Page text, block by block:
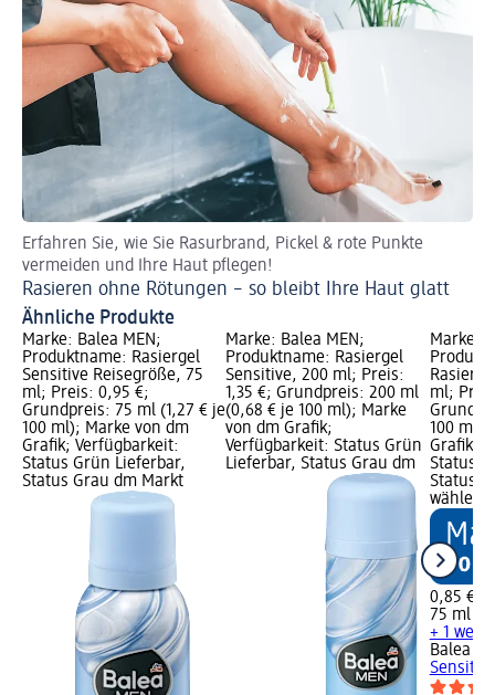
Erfahren Sie, wie Sie Rasurbrand, Pickel & rote Punkte
vermeiden und Ihre Haut pflegen!
Rasieren ohne Rötungen – so bleibt Ihre Haut glatt
Ähnliche Produkte
Marke: Balea MEN;
Produktname: Rasiergel
Sensitive Reisegröße, 75
ml; Preis: 0,95 €;
Grundpreis: 75 ml (1,27 € je
100 ml); Marke von dm
Grafik; Verfügbarkeit:
Status Grün Lieferbar,
Status Grau dm Markt
Marke: Balea MEN;
Produktname: Rasiergel
Sensitive, 200 ml; Preis:
1,35 €; Grundpreis: 200 ml
(0,68 € je 100 ml); Marke
von dm Grafik;
Verfügbarkeit: Status Grün
Lieferbar, Status Grau dm
Marke:
ml;
100 ml);
Grafik;
Status
Status
wählen
0,85 €
75 ml
+ 1
Balea